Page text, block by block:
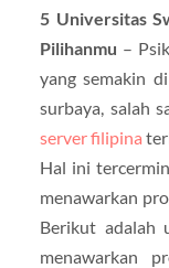
5 Universitas
Pilihanmu –
yang semakin
surbaya, salah
server filipina
Hal ini
menawarkan
Berikut adalah
menawarkan